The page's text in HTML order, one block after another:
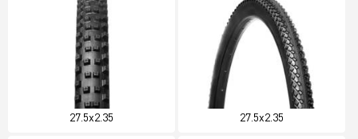
27.5x2.35 27.5x2.35